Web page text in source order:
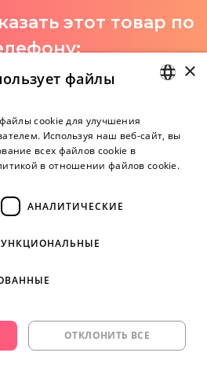
этот товар по
29 994 357
нет отзывов
первым!
и ПОЛУЧИТЕ ПОДАРОК!
откровенную сексуальную
и изо.
ПРОДОЛЖАЙТЕ
ИГРАТЬ
RUSSIAN
×
файлы
cookie для улучшения
Используя наш веб-сайт, вы
всех файлов cookie в
в ​​отношении файлов cookie.
АНАЛИТИЧЕСКИЕ
ОТКЛОНИТЬ ВСЕ